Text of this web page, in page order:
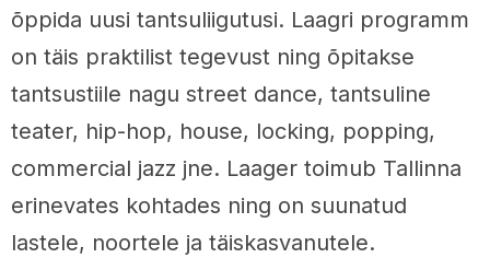
õppida uusi tantsuliigutusi. Laagri programm
on täis praktilist tegevust ning õpitakse
tantsustiile nagu street dance, tantsuline
teater, hip-hop, house, locking, popping,
commercial jazz jne. Laager toimub Tallinna
erinevates kohtades ning on suunatud
lastele, noortele ja täiskasvanutele.